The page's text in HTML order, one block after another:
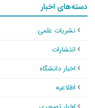
دسته‌های اخبار
نشریات علمی
انتشارات
اخبار دانشگاه
اطلاعیه